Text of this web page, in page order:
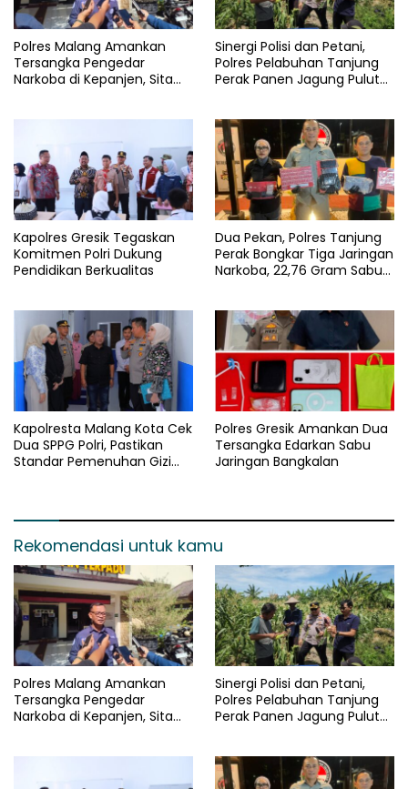
Polres Malang Amankan
Tersangka Pengedar
Narkoba di Kepanjen, Sita
Sinergi Polisi dan Petani,
Polres Pelabuhan Tanjung
Perak Panen Jagung Pulut
Kapolres Gresik Tegaskan
Komitmen Polri Dukung
Pendidikan Berkualitas
Dua Pekan, Polres Tanjung
Perak Bongkar Tiga Jaringan
Narkoba, 22,76 Gram Sabu
Kapolresta Malang Kota Cek
Dua SPPG Polri, Pastikan
Standar Pemenuhan Gizi
Polres Gresik Amankan Dua
Tersangka Edarkan Sabu
Jaringan Bangkalan
Rekomendasi untuk kamu
Polres Malang Amankan
Tersangka Pengedar
Narkoba di Kepanjen, Sita
Sinergi Polisi dan Petani,
Polres Pelabuhan Tanjung
Perak Panen Jagung Pulut